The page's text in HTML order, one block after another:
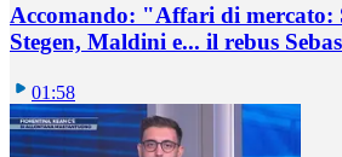
Accomando: "Affari di mercato:
Stegen, Maldini e... il rebus
01:58